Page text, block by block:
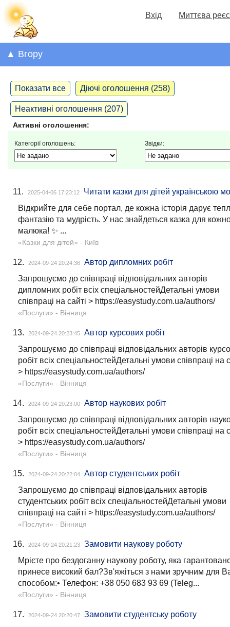
Вхід Миттєва
▲ Вгору
Показати все Діючі оголошення (258)
Неактивні оголошення (207)
Активні оголошення:
Категорії оголошень: Звідки:
11. 2025-04-06 17:23:12
Читати казки для дітей українською
Відкрийте для себе портал, де кожна історія дарує
фантазію та мудрість. У нас знайдеться казка для
малюка! ✨ ...
«Казки для дітей» - Київ
12. 2024-09-24 20:24:36
Автор дипломних робіт
Запрошуємо до співпраці відповідальних авторів
дипломних робіт всіх спеціальностейДетальні умови
співпраці на сайті > https://easystudy.com.ua/authors/
«Послуги» - Вінниця
13. 2024-09-24 20:23:45
Автор курсових робіт
Запрошуємо до співпраці відповідальних авторів
робіт всіх спеціальностейДетальні умови співпраці на
> https://easystudy.com.ua/authors/
«Послуги» - Вінниця
14. 2024-09-24 20:23:00
Автор наукових робіт
Запрошуємо до співпраці відповідальних авторів
робіт всіх спеціальностейДетальні умови співпраці на
> https://easystudy.com.ua/authors/
«Послуги» - Вінниця
15. 2024-09-24 20:22:04
Автор студентських робіт
Запрошуємо до співпраці відповідальних авторів
студентських робіт всіх спеціальностейДетальні умови
співпраці на сайті > https://easystudy.com.ua/authors/
«Послуги» - Вінниця
16. 2024-09-24 20:21:23
Замовити наукову роботу
Мрієте про бездоганну наукову роботу, яка
принесе високий бал?Зв'яжіться з нами зручним для
способом:• Телефон: +38 050 683 93 69 (Teleg...
«Послуги» - Вінниця
17. 2024-09-24 20:20:47
Замовити студентську роботу